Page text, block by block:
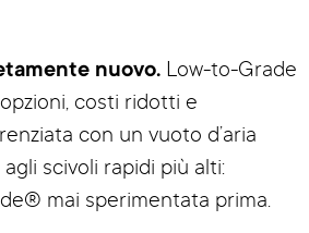
nuovo. Low-to-Grade
costi ridotti e
con un vuoto d’aria
scivoli rapidi più alti:
mai sperimentata prima.